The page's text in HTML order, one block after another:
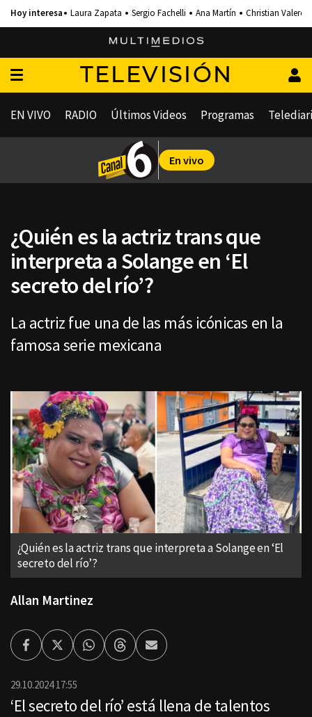
Laura Zapata Sergio Fachelli Ana Martín Christian Valero
TELEVISIÓN
EN VIVO RADIO Últimos Videos Programas
En vivo
¿Quién es la actriz trans que
interpreta a Solange en ‘El
secreto del río’?
La actriz fue una de las más icónicas en la
famosa serie mexicana
¿Quién es la actriz trans que interpreta a Solange en ‘El
secreto del río’?
Allan Martinez
FacebookTwitterWhatsappThreadsEnviar
por
29.10.2024 17:55
‘El secreto del río’ está llena de talentos